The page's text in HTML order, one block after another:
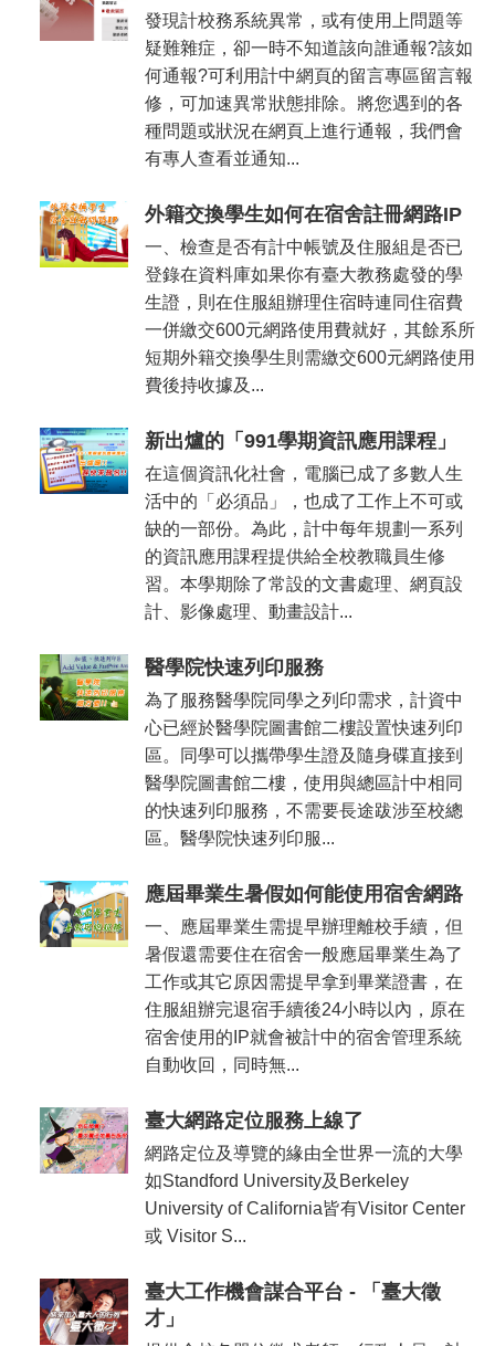
發現計校務系統異常，或有使用上問題等
疑難雜症，卻一時不知道該向誰通報?該如
何通報?可利用計中網頁的留言專區留言報
修，可加速異常狀態排除。將您遇到的各
種問題或狀況在網頁上進行通報，我們會
有專人查看並通知...
外籍交換學生如何在宿舍註冊網路IP
一、檢查是否有計中帳號及住服組是否已
登錄在資料庫如果你有臺大教務處發的學
生證，則在住服組辦理住宿時連同住宿費
一併繳交600元網路使用費就好，其餘系所
短期外籍交換學生則需繳交600元網路使用
費後持收據及...
新出爐的「991學期資訊應用課程」
在這個資訊化社會，電腦已成了多數人生
活中的「必須品」，也成了工作上不可或
缺的一部份。為此，計中每年規劃一系列
的資訊應用課程提供給全校教職員生修
習。本學期除了常設的文書處理、網頁設
計、影像處理、動畫設計...
醫學院快速列印服務
為了服務醫學院同學之列印需求，計資中
心已經於醫學院圖書館二樓設置快速列印
區。同學可以攜帶學生證及隨身碟直接到
醫學院圖書館二樓，使用與總區計中相同
的快速列印服務，不需要長途跋涉至校總
區。醫學院快速列印服...
應屆畢業生暑假如何能使用宿舍網路
一、應屆畢業生需提早辦理離校手續，但
暑假還需要住在宿舍一般應屆畢業生為了
工作或其它原因需提早拿到畢業證書，在
住服組辦完退宿手續後24小時以內，原在
宿舍使用的IP就會被計中的宿舍管理系統
自動收回，同時無...
臺大網路定位服務上線了
網路定位及導覽的緣由全世界一流的大學
如Standford University及Berkeley
University of California皆有Visitor Center
或 Visitor S...
臺大工作機會謀合平台 - 「臺大徵
才」